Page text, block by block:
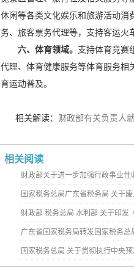
休闲等各类文化娱乐和旅游活动
务、旅客票务代理等，支持客运
六、体育领域。 支持体育竞赛
代理、体育健康服务等体育服务
育运动普及。
相关解读： 财政部有关负责人
相关阅读
财政部关于进一步加强行政事业性
国家税务总局广东省税务局 关于
财政部 税务总局 水利部 关于印发
广东省国家税务局转发国家税务总
国家税务总局 关于贯彻执行中央